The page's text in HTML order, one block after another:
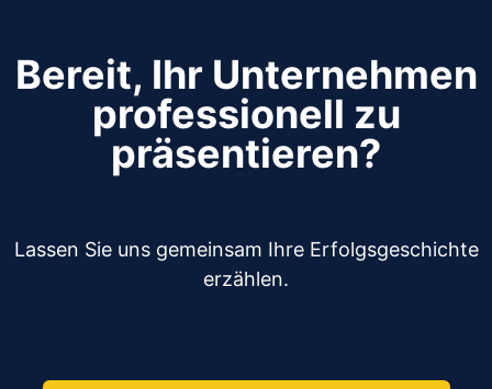
Bereit, Ihr Unternehmen
professionell zu
präsentieren?
Lassen Sie uns gemeinsam Ihre Erfolgsgeschichte
erzählen.